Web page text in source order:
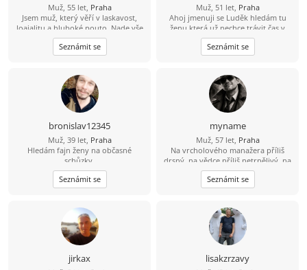
Muž, 55 let, Praha
Jsem muž, který věří v laskavost,
loajalitu a hluboké pouto. Nade vše
si cením upřímnosti a sním o tom, že
budu sdílet jednoduché a krásné
životní okamžiky s někým, kdo se v
Seznámit se
Muž, 51 let, Praha
Ahoj jmenuji se Luděk hledám tu
ženu která už nechce trávit čas v
samotě život je krátký pojďme si ho
pořádně užít :-) .
Seznámit se
bronislav12345
Muž, 39 let, Praha
Hledám fajn ženy na občasné
schůzky.
Seznámit se
myname
Muž, 57 let, Praha
Na vrcholového manažera příliš
drsný, na vědce příliš netrpělivý, na
mafiána příliš opatrný, na
úspěšného investora příliš líný, na
lenocha příliš aktivní, na to abych
se vyhýbal vztahu se ženou příliš
romantický. Snad si jednoho dne
konečně vyberu, kým chci být. A
nebo taky ne. Blíženci nemusí. :-)
Seznámit se
jirkax lisakzrzavy